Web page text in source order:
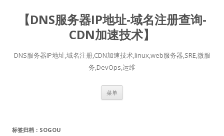
【DNS服务器IP地址-域名注册查询-
CDN加速技术】
DNS服务器IP地址,域名注册,CDN加速技术,linux,web服务器,SRE,微服
务,DevOps,运维
菜单
标签归档： SOGOU